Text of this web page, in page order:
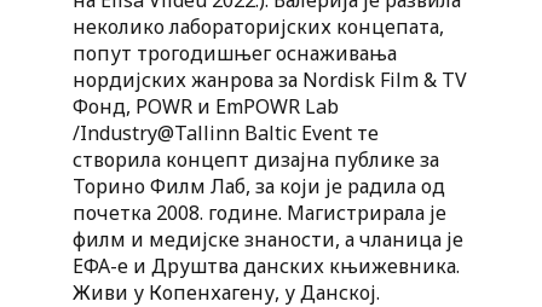
неколико лабораторијских концепата,
попут трогодишњег оснаживања
нордијских жанрова за Nordisk Film & TV
Фонд, POWR и EmPOWR Lab
/Industry@Tallinn Baltic Event те
створила концепт дизајна публике за
Торино Филм Лаб, за који је радила од
почетка 2008. године. Магистрирала је
филм и медијске знаности, а чланица је
ЕФА-е и Друштва данских књижевника.
Живи у Копенхагену, у Данској.